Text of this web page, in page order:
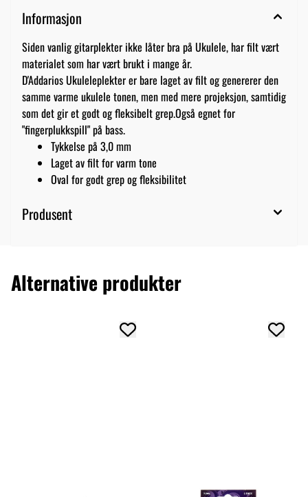
Informasjon
Siden vanlig gitarplekter ikke låter bra på Ukulele, har filt vært
materialet som har vært brukt i mange år.
D'Addarios Ukuleleplekter er bare laget av filt og genererer den
samme varme ukulele tonen, men med mere projeksjon, samtidig
som det gir et godt og fleksibelt grep.Også egnet for
"fingerplukkspill" på bass.
Tykkelse på 3,0 mm
Laget av filt for varm tone
Oval for godt grep og fleksibilitet
Produsent
Alternative produkter